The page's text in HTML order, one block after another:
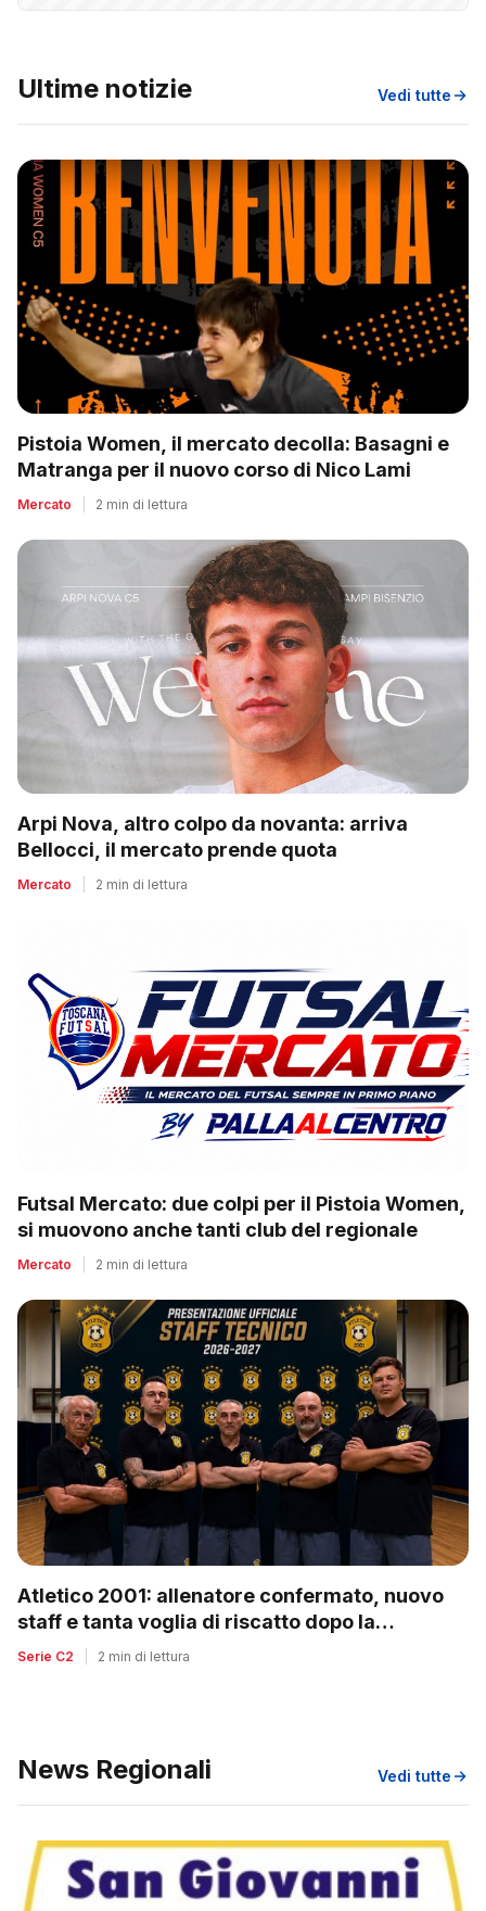
Ultime notizie Vedi tutte
Pistoia Women, il mercato decolla: Basagni e
Matranga per il nuovo corso di Nico Lami
Mercato 2 min di lettura
Arpi Nova, altro colpo da novanta: arriva
Bellocci, il mercato prende quota
Mercato 2 min di lettura
Futsal Mercato: due colpi per il Pistoia Women,
si muovono anche tanti club del regionale
Mercato 2 min di lettura
Atletico 2001: allenatore confermato, nuovo
staff e tanta voglia di riscatto dopo la
retrocessione
Serie C2 2 min di lettura
News Regionali Vedi tutte